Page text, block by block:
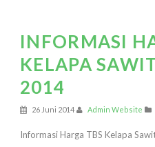
INFORMASI
KELAPA
2014
26 Juni 2014 Admin Website
Informasi Harga TBS Kelapa